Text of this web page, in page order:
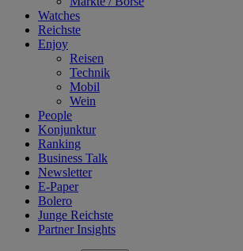
Watches
Reichste
Enjoy
Reisen
Technik
Mobil
Wein
People
Konjunktur
Ranking
Business Talk
Newsletter
E-Paper
Bolero
Junge Reichste
Partner Insights